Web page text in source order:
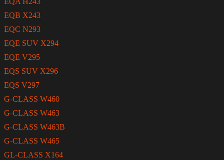
EQB X243
EQC N293
EQE SUV X294
EQE V295
EQS SUV X296
EQS V297
G-CLASS W460
G-CLASS W463
G-CLASS W463B
G-CLASS W465
GL-CLASS X164